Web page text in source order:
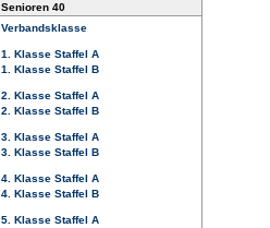
Senioren 40
Verbandsklasse
1. Klasse Staffel A
1. Klasse Staffel B
2. Klasse Staffel A
2. Klasse Staffel B
3. Klasse Staffel A
3. Klasse Staffel B
4. Klasse Staffel A
4. Klasse Staffel B
5. Klasse Staffel A